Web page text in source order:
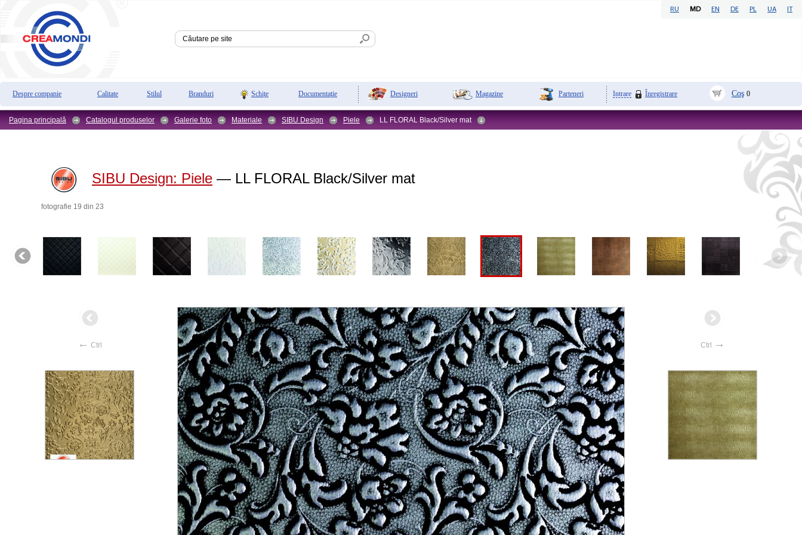
RU MD EN DE PL UA IT
Despre companie Calitate Stilul Branduri Schiţe Documentaţie Designeri Magazine Parteneri Intrare Înregistrare Coş 0
Pagina principală Catalogul produselor Galerie foto Materiale SIBU Design Piele LL FLORAL Black/Silver mat
SIBU Design: Piele — LL FLORAL Black/Silver mat
fotografie 19 din 23
← Ctrl Ctrl →